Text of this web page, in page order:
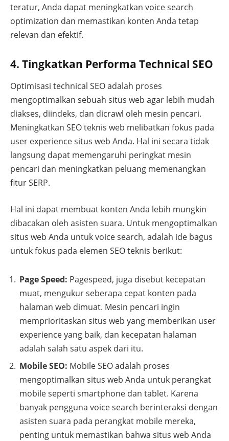
teratur, Anda dapat meningkatkan voice search
optimization dan memastikan konten Anda tetap
relevan dan efektif.
4. Tingkatkan Performa Technical SEO
Optimisasi technical SEO adalah proses
mengoptimalkan sebuah situs web agar lebih mudah
diakses, diindeks, dan dicrawl oleh mesin pencari.
Meningkatkan SEO teknis web melibatkan fokus pada
user experience situs web Anda. Hal ini secara tidak
langsung dapat memengaruhi peringkat mesin
pencari dan meningkatkan peluang memenangkan
fitur SERP.
Hal ini dapat membuat konten Anda lebih mungkin
dibacakan oleh asisten suara. Untuk mengoptimalkan
situs web Anda untuk voice search, adalah ide bagus
untuk fokus pada elemen SEO teknis berikut:
Page Speed: Pagespeed, juga disebut kecepatan
muat, mengukur seberapa cepat konten pada
halaman web dimuat. Mesin pencari ingin
memprioritaskan situs web yang memberikan user
experience yang baik, dan kecepatan halaman
adalah salah satu aspek dari itu.
Mobile SEO: Mobile SEO adalah proses
mengoptimalkan situs web Anda untuk perangkat
mobile seperti smartphone dan tablet. Karena
banyak pengguna voice search berinteraksi dengan
asisten suara pada perangkat mobile mereka,
penting untuk memastikan bahwa situs web Anda